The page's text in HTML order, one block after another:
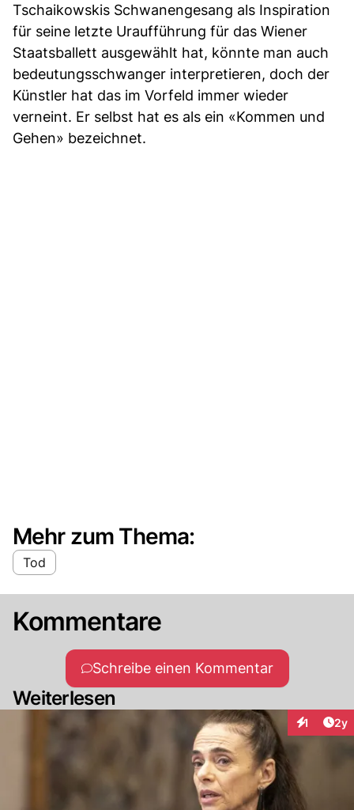
Tschaikowskis Schwanengesang als Inspiration
für seine letzte Uraufführung für das Wiener
Staatsballett ausgewählt hat, könnte man auch
bedeutungsschwanger interpretieren, doch der
Künstler hat das im Vorfeld immer wieder
verneint. Er selbst hat es als ein «Kommen und
Gehen» bezeichnet.
Mehr zum Thema:
Tod
Kommentare
Schreibe einen Kommentar
Weiterlesen
1 2y